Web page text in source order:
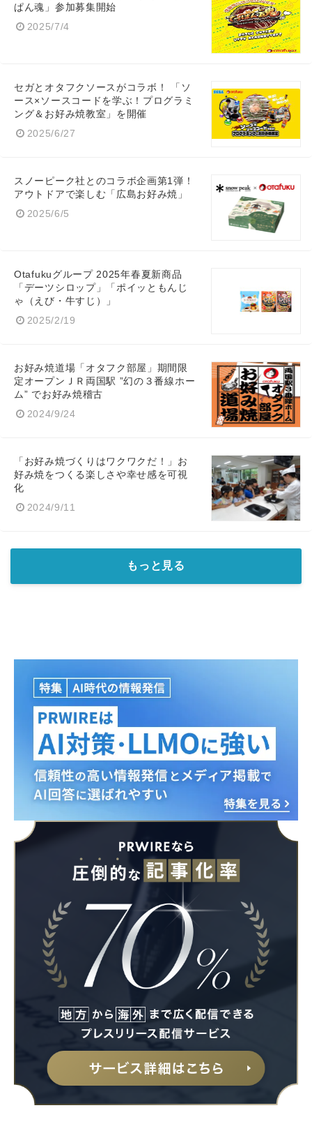
ぱん魂」参加募集開始
2025/7/4
セガとオタフクソースがコラボ！ 「ソ
ース×ソースコードを学ぶ！プログラミ
ング＆お好み焼教室」を開催
2025/6/27
スノーピーク社とのコラボ企画第1弾！
アウトドアで楽しむ「広島お好み焼」
2025/6/5
Otafukuグループ 2025年春夏新商品
「デーツシロップ」「ポイッともんじ
ゃ（えび・牛すじ）」
2025/2/19
お好み焼道場「オタフク部屋」期間限
定オープンＪＲ両国駅 ”幻の３番線ホー
ム” でお好み焼稽古
2024/9/24
「お好み焼づくりはワクワクだ！」お
好み焼をつくる楽しさや幸せ感を可視
化
2024/9/11
もっと見る
Japanese